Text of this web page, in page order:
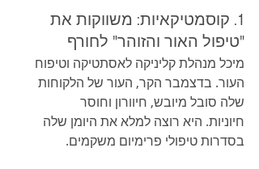
1. קוסמטיקאיות: משווקות את
"טיפול האור והזוהר" לחורף
מיכל מנהלת קליניקה לאסתטיקה וטיפוח
העור. בדצמבר הקר, העור של הלקוחות
שלה סובל מיובש, חיוורון וחוסר
חיוניות. היא רוצה למלא את היומן שלה
בסדרות טיפולי פרימיום משקמים.